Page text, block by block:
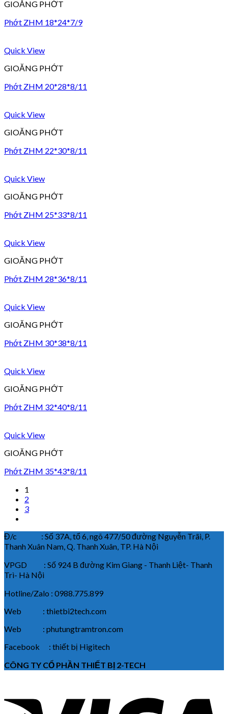
GIOĂNG PHỚT
Phớt ZHM 18*24*7/9
Quick View
GIOĂNG PHỚT
Phớt ZHM 20*28*8/11
Quick View
GIOĂNG PHỚT
Phớt ZHM 22*30*8/11
Quick View
GIOĂNG PHỚT
Phớt ZHM 25*33*8/11
Quick View
GIOĂNG PHỚT
Phớt ZHM 28*36*8/11
Quick View
GIOĂNG PHỚT
Phớt ZHM 30*38*8/11
Quick View
GIOĂNG PHỚT
Phớt ZHM 32*40*8/11
Quick View
GIOĂNG PHỚT
Phớt ZHM 35*43*8/11
1
2
3
Đ/c : Số 37A, tổ 6, ngõ 477/50 đường Nguyễn Trãi, P.
Thanh Xuân Nam, Q. Thanh Xuân, TP. Hà Nội
VPGD : Số 924 B đường Kim Giang - Thanh Liệt- Thanh
Trì- Hà Nội
Hotline/Zalo : 0988.775.899
Web : thietbi2tech.com
Web : phutungtramtron.com
Facebook : thiết bị Higitech
CÔNG TY CỔ PHẦN THIẾT BỊ 2-TECH